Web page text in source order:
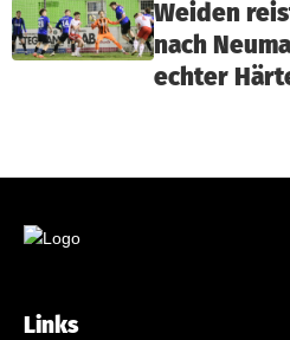
Weiden
nach
echter
Links